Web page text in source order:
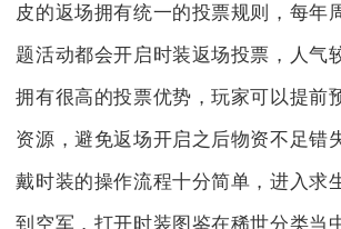
皮的返场拥有统一的投票规则，每年
题活动都会开启时装返场投票，人气
拥有很高的投票优势，玩家可以提前
资源，避免返场开启之后物资不足错
戴时装的操作流程十分简单，进入求
到空军，打开时装图鉴在稀世分类当